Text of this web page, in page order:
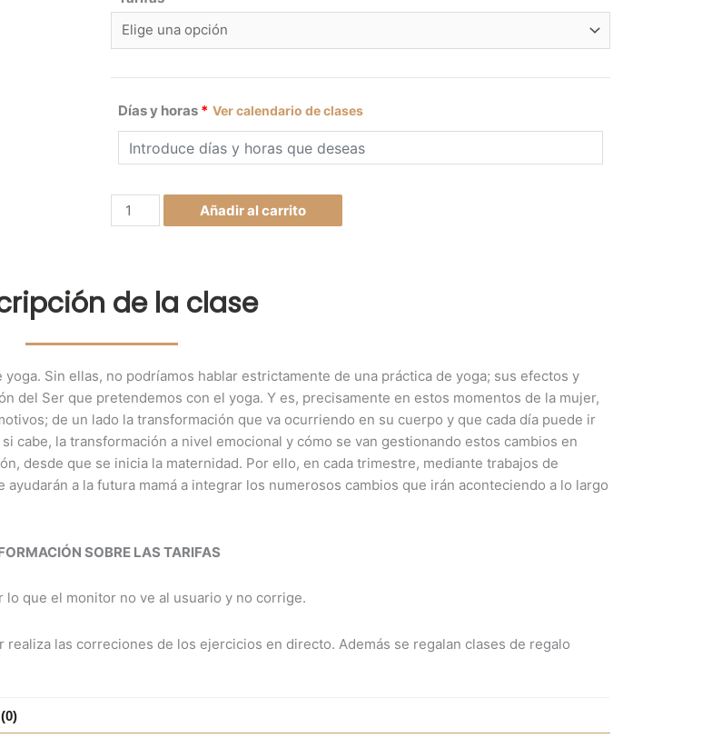
94,00€
Días y horas * Ver calendario de clases
Añadir al carrito
de la clase
Sin ellas, no podríamos hablar estrictamente de una práctica de yoga; sus efectos y
del Ser que pretendemos con el yoga. Y es, precisamente en estos momentos de la mujer,
de un lado la transformación que va ocurriendo en su cuerpo y que cada día puede ir
cabe, la transformación a nivel emocional y cómo se van gestionando estos cambios en
desde que se inicia la maternidad. Por ello, en cada trimestre, mediante trabajos de
a la futura mamá a integrar los numerosos cambios que irán aconteciendo a lo largo
SOBRE LAS TARIFAS
que el monitor no ve al usuario y no corrige.
las correciones de los ejercicios en directo. Además se regalan clases de regalo